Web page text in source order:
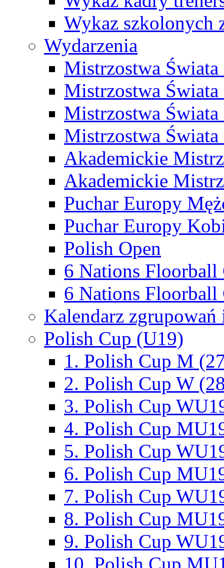
Wykaz szkolonych
Wydarzenia
Mistrzostwa
Mistrzostwa
Mistrzostwa
Mistrzostwa
Akademickie
Akademickie
Puchar Europy
Puchar Europy
Polish Open
6 Nations Floorball
6 Nations Floorball
Kalendarz
Polish Cup (U19)
1. Polish Cup M
2. Polish Cup W
3. Polish Cup
4. Polish Cup
5. Polish Cup
6. Polish Cup
7. Polish Cup
8. Polish Cup
9. Polish Cup
10. Polish Cup